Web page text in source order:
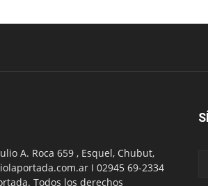
A. Roca 659 , Esquel, Chubut,
I 02945 69-2334
Todos los derechos